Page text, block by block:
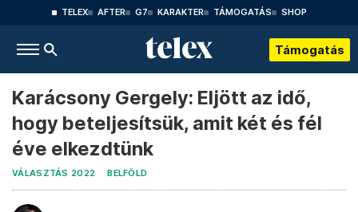
TELEX AFTER G7 KARAKTER TÁMOGATÁS SHOP
Támogatás
Karácsony Gergely: Eljött az idő,
hogy beteljesítsük, amit két és fél
éve elkezdtünk
VÁLASZTÁS 2022 BELFÖLD